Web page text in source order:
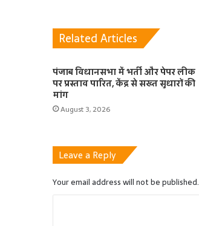
Related Articles
पंजाब विधानसभा में भर्ती और पेपर लीक
पर प्रस्ताव पारित, केंद्र से सख्त सुधारों की
मांग
August 3, 2026
Leave a Reply
Your email address will not be published.